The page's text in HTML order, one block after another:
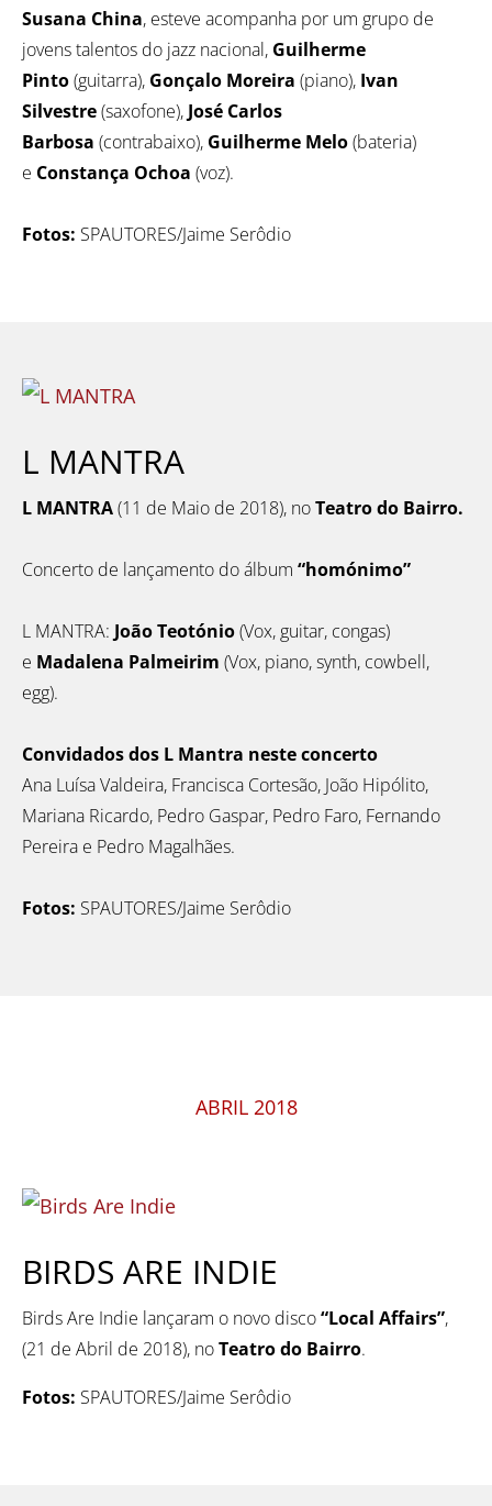
Susana China, esteve acompanha por um grupo de
jovens talentos do jazz nacional, Guilherme
Pinto(guitarra), Gonçalo Moreira (piano), Ivan
Silvestre(saxofone), José Carlos
Barbosa (contrabaixo), Guilherme Melo(bateria)
e Constança Ochoa (voz).
Fotos: SPAUTORES/Jaime Serôdio
L MANTRA
L MANTRA(11 de Maio de 2018), noTeatro do Bairro.
Concerto de lançamento do álbum “homónimo”
L MANTRA: João Teotónio(Vox, guitar, congas)
e Madalena Palmeirim (Vox, piano, synth, cowbell,
egg).
Convidados dos L Mantra neste concerto
Ana Luísa Valdeira, Francisca Cortesão, João Hipólito,
Mariana Ricardo, Pedro Gaspar, Pedro Faro, Fernando
Pereira e Pedro Magalhães.
Fotos: SPAUTORES/Jaime Serôdio
ABRIL 2018
BIRDS ARE INDIE
Birds Are Indie lançaram o novo disco“Local Affairs”,
(21 de Abril de 2018), noTeatro do Bairro.
Fotos: SPAUTORES/Jaime Serôdio